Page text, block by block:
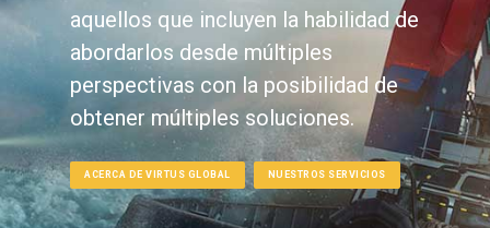
aquellos que incluyen la habilidad de
abordarlos desde múltiples
perspectivas con la posibilidad de
obtener múltiples soluciones.
ACERCA DE VIRTUS GLOBAL NUESTROS SERVICIOS